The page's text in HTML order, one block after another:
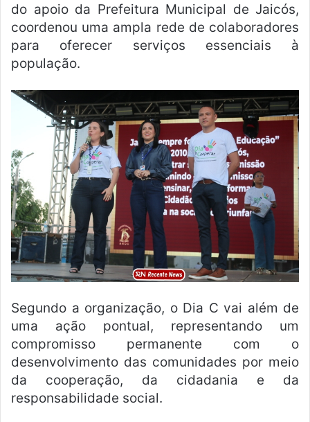
do apoio da Prefeitura Municipal de Jaicós,
coordenou uma ampla rede de colaboradores
para oferecer serviços essenciais à
população.
Segundo a organização, o Dia C vai além de
uma ação pontual, representando um
compromisso permanente com o
desenvolvimento das comunidades por meio
da cooperação, da cidadania e da
responsabilidade social.